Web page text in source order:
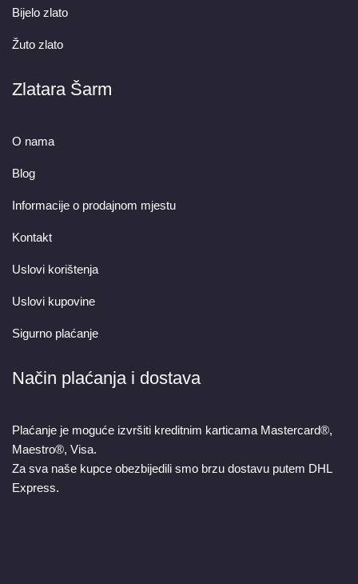
Bijelo zlato
Žuto zlato
Zlatara Šarm
O nama
Blog
Informacije o prodajnom mjestu
Kontakt
Uslovi korištenja
Uslovi kupovine
Sigurno plaćanje
Način plaćanja i dostava
Plaćanje je moguće izvršiti kreditnim karticama Mastercard®,
Maestro®, Visa.
Za sva naše kupce obezbijedili smo brzu dostavu putem DHL
Express.